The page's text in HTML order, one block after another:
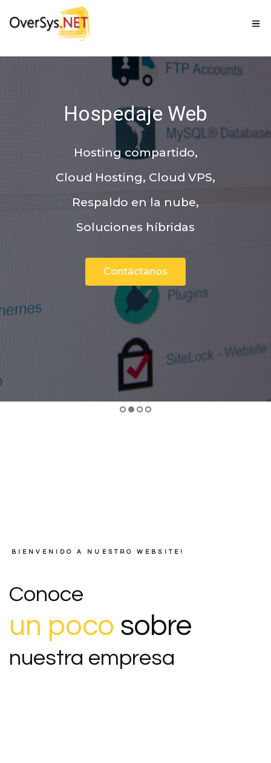
Hospedaje Web
Hosting compartido,
Cloud Hosting, Cloud VPS,
Respaldo en la nube,
Soluciones híbridas
Contáctanos
BIENVENIDO A NUESTRO WEBSITE!
Conoce
un poco sobre
nuestra empresa